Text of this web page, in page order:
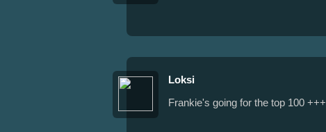
Loksi
Frankie's going for the top 100 +++